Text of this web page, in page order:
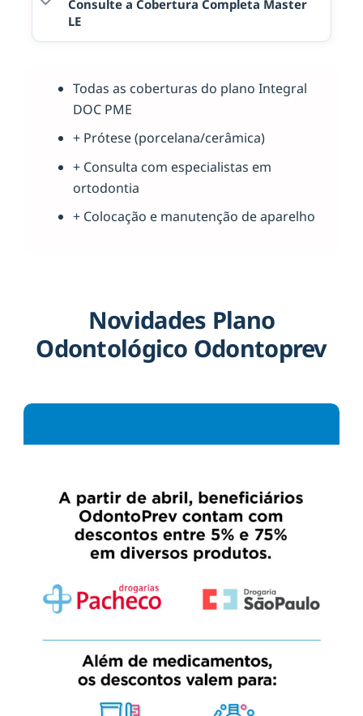
Consulte a Cobertura Completa Master
LE
Todas as coberturas do plano Integral
DOC PME
+ Prótese (porcelana/cerâmica)
+ Consulta com especialistas em
ortodontia
+ Colocação e manutenção de aparelho
Novidades Plano
Odontológico Odontoprev